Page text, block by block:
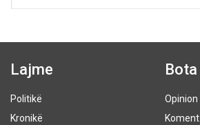
Lajme
Politikë
Kronikë
Bota
Opinion
Koment